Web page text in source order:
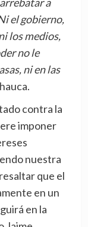
a
el gobierno,
los medios,
no le
ni en las
contra la
imponer
nuestra
que el
en un
en la